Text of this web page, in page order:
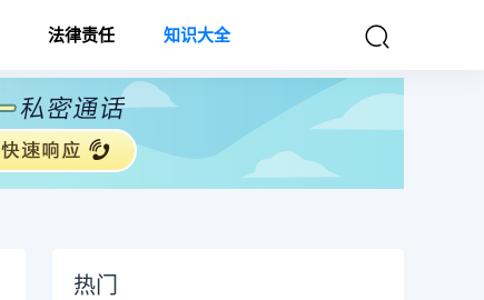
法律责任 知识大全
热门